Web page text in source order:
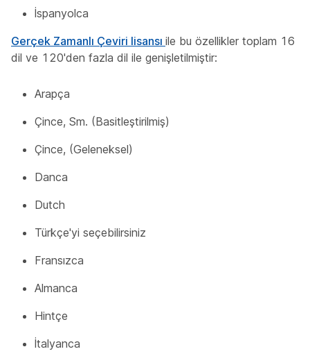
İspanyolca
Gerçek Zamanlı Çeviri lisansı ile bu özellikler toplam 16
dil ve 120'den fazla dil ile genişletilmiştir:
Arapça
Çince, Sm. (Basitleştirilmiş)
Çince, (Geleneksel)
Danca
Dutch
Türkçe'yi seçebilirsiniz
Fransızca
Almanca
Hintçe
İtalyanca